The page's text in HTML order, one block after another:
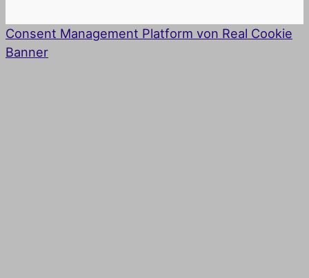
Consent Management Platform von Real Cookie
Banner